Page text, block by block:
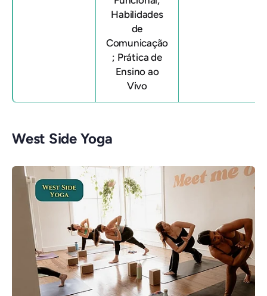
Habilidades
de
Comunicação
; Prática de
Ensino ao
Vivo
West Side Yoga